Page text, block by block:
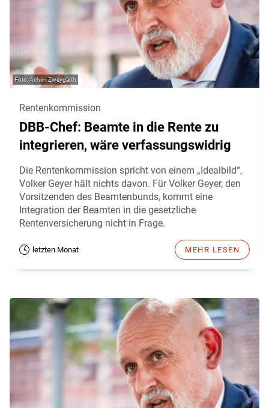
Achim Zweygarth
Rentenkommission
DBB-Chef: Beamte in die Rente zu
integrieren, wäre verfassungswidrig
Die Rentenkommission spricht von einem „Idealbild“,
Volker Geyer hält nichts davon. Für Volker Geyer, den
Vorsitzenden des Beamtenbunds, kommt eine
Integration der Beamten in die gesetzliche
Rentenversicherung nicht in Frage.
letzten Monat MEHR LESEN